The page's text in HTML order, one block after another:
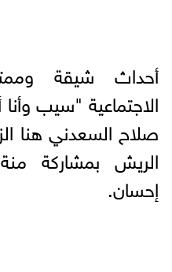
أحداث شيقة
الاجتماعية "سيب
صلاح السعدني هنا
الريش بمشاركة
إحسان.